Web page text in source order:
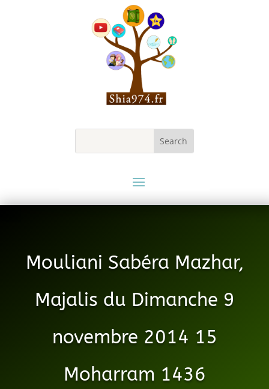
Mouliani Sabéra Mazhar,
Majalis du Dimanche 9
novembre 2014 15
Moharram 1436